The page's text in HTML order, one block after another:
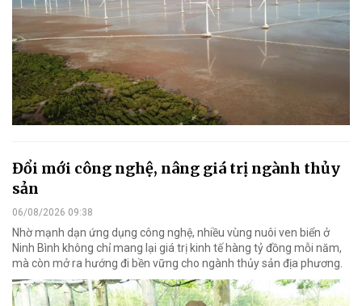
Đổi mới công nghệ, nâng giá trị ngành thủy
sản
06/08/2026 09:38
Nhờ mạnh dạn ứng dụng công nghệ, nhiều vùng nuôi ven biển ở
Ninh Bình không chỉ mang lại giá trị kinh tế hàng tỷ đồng mỗi năm,
mà còn mở ra hướng đi bền vững cho ngành thủy sản địa phương.